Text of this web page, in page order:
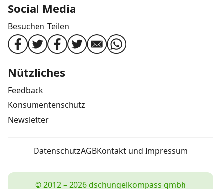
Social Media
Besuchen Teilen
Nützliches
Feedback
Konsumentenschutz
Newsletter
DatenschutzAGBKontakt und Impressum
© 2012 – 2026 dschungelkompass gmbh